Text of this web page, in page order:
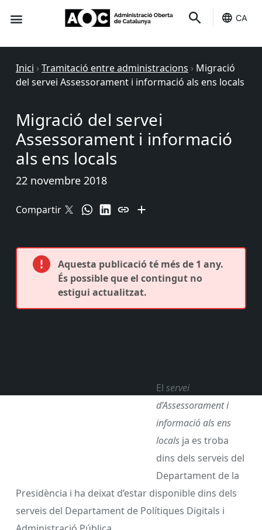
CA
Inici › Tramitació entre administracions › Migració
del servei Assessorament i informació als ens locals
Migració del servei
Assessorament i informació
als ens locals
22 novembre 2018
Compartir
Aquesta publicació té més de 1 any.
És possible que el contingut no
estigui actualitzat.
El servei
d’Assessorament i
informació als ens
locals ja es troba
dins dels serveis del
Departament de la
Presidència i ha deixat d’estar disponible dins dels
serveis del Departament de Polítiques Digitals i